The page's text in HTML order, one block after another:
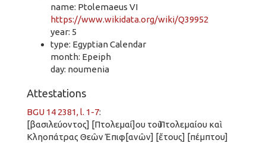
name: Ptolemaeus VI
https://www.wikidata.org/wiki/Q39952
year: 5
type: Egyptian Calendar
month: Epeiph
day: noumenia
Attestations
BGU 14 2381, l. 1-7:
[βασιλεύοντος] [Πτολεμαί]ου τοῦ Πτολεμαίου καὶ
Κληοπάτρας Θεῶν Ἐπιφ[ανῶν] [ἔτους] [πέμπτου]